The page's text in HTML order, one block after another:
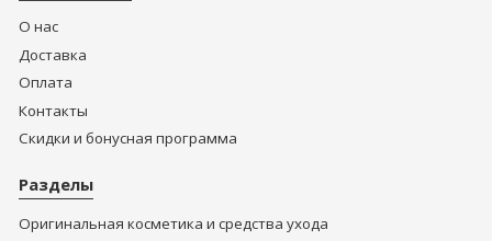
О нас
Доставка
Оплата
Контакты
Скидки и бонусная программа
Разделы
Оригинальная косметика и средства ухода